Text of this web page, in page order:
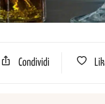
Condividi